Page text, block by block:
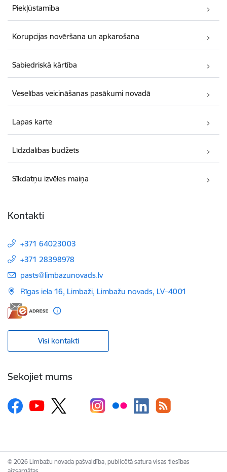
Piekļūstamība
Korupcijas novēršana un apkarošana
Sabiedriskā kārtība
Veselības veicināšanas pasākumi novadā
Lapas karte
Līdzdalības budžets
Sīkdatņu izvēles maiņa
Kontakti
+371 64023003
+371 28398978
E-pasts:
pasts@limbazunovads.lv
Rīgas iela 16, Limbaži, Limbažu novads, LV–4001
Visi kontakti
Sekojiet mums
© 2026 Limbažu novada pašvaldība, publicētā satura visas tiesības